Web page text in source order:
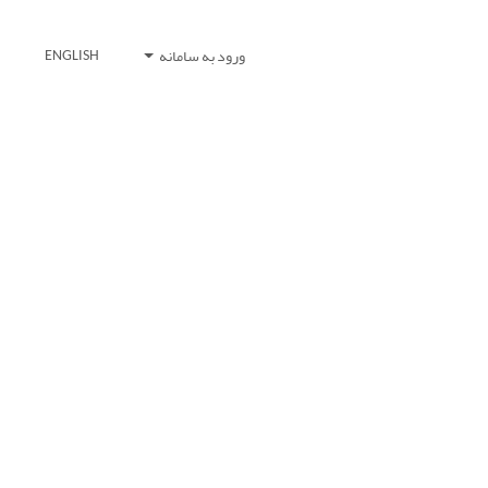
ورود به سامانه ENGLISH